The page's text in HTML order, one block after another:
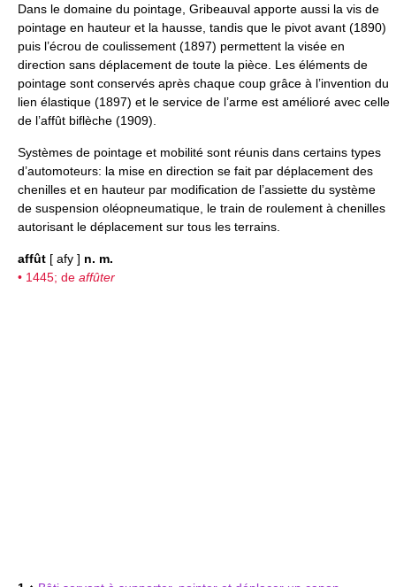
Dans le domaine du pointage, Gribeauval apporte aussi la vis de
pointage en hauteur et la hausse, tandis que le pivot avant (1890)
puis l’écrou de coulissement (1897) permettent la visée en
direction sans déplacement de toute la pièce. Les éléments de
pointage sont conservés après chaque coup grâce à l’invention du
lien élastique (1897) et le service de l’arme est amélioré avec celle
de l’affût biflèche (1909).
Systèmes de pointage et mobilité sont réunis dans certains types
d’automoteurs: la mise en direction se fait par déplacement des
chenilles et en hauteur par modification de l’assiette du système
de suspension oléopneumatique, le train de roulement à chenilles
autorisant le déplacement sur tous les terrains.
affût [ afy ] n. m.
• 1445; de affûter